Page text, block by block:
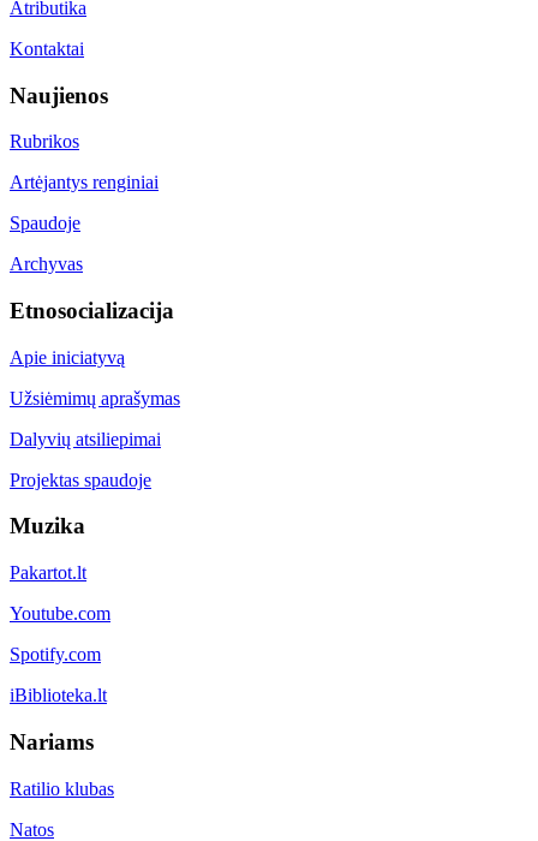
Atributika
Kontaktai
Naujienos
Rubrikos
Artėjantys renginiai
Spaudoje
Archyvas
Etnosocializacija
Apie iniciatyvą
Užsiėmimų aprašymas
Dalyvių atsiliepimai
Projektas spaudoje
Muzika
Pakartot.lt
Youtube.com
Spotify.com
iBiblioteka.lt
Nariams
Ratilio klubas
Natos